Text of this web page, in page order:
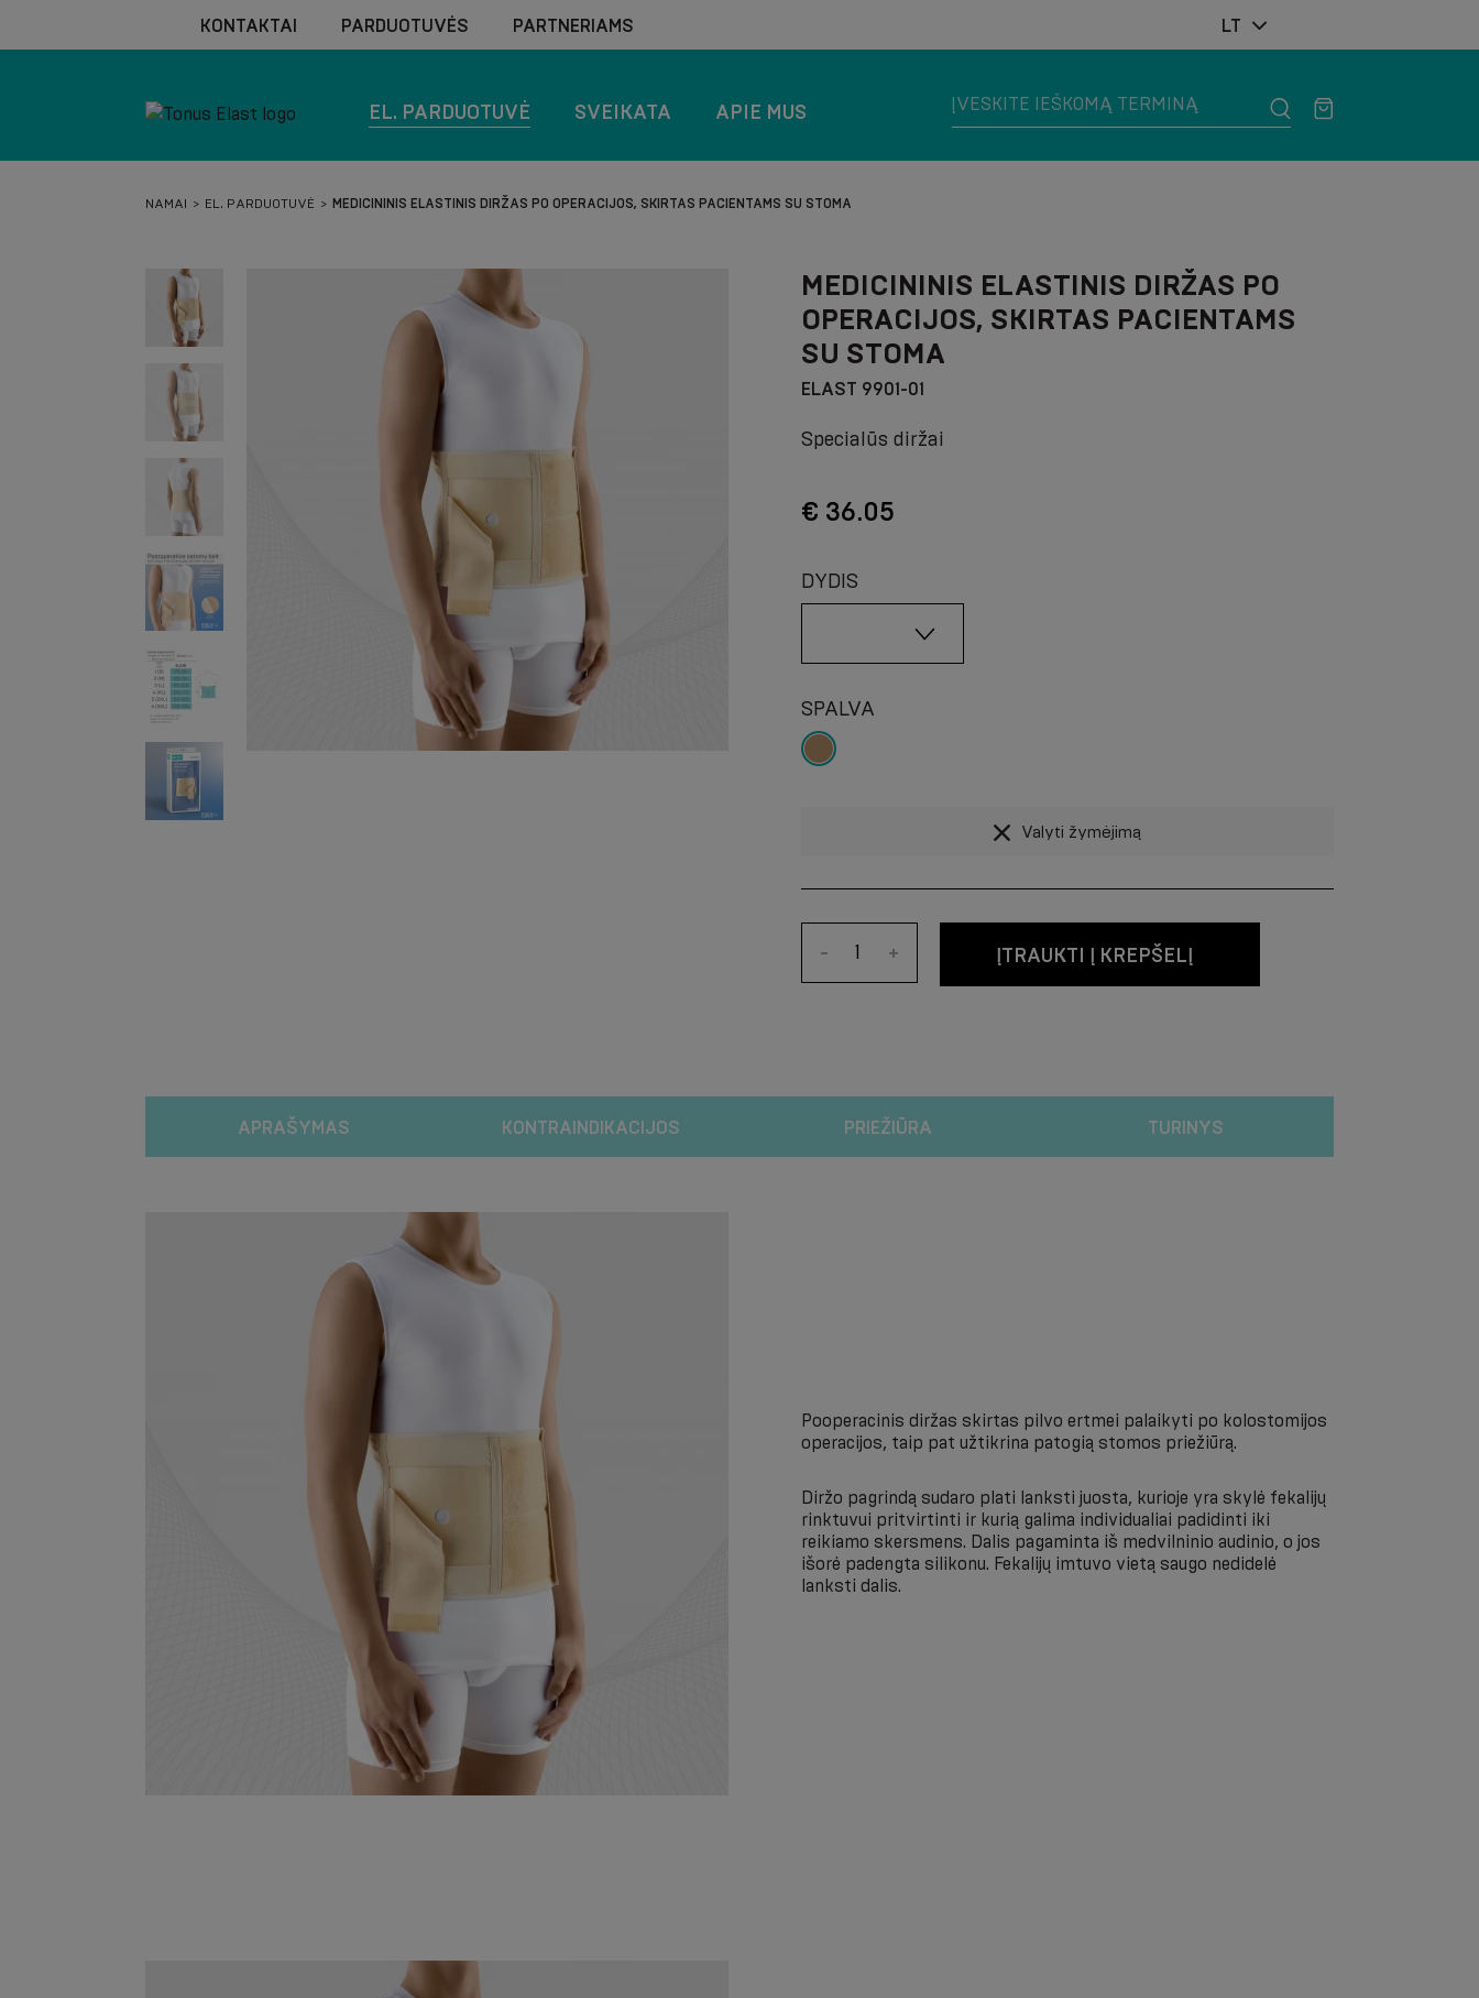
KONTAKTAI PARDUOTUVĖS PARTNERIAMS LT
EL. PARDUOTUVĖ SVEIKATA APIE MUS
NAMAI EL. PARDUOTUVĖ MEDICININIS ELASTINIS DIRŽAS PO OPERACIJOS, SKIRTAS PACIENTAMS SU STOMA
MEDICININIS ELASTINIS DIRŽAS PO
OPERACIJOS, SKIRTAS PACIENTAMS
SU STOMA
ELAST 9901-01
Specialūs diržai
€ 36.05
DYDIS
SPALVA
Valyti žymėjimą
- + ĮTRAUKTI Į KREPŠELĮ
APRAŠYMAS KONTRAINDIKACIJOS PRIEŽIŪRA TURINYS
Pooperacinis diržas skirtas pilvo ertmei palaikyti po kolostomijos
operacijos, taip pat užtikrina patogią stomos priežiūrą.
Diržo pagrindą sudaro plati lanksti juosta, kurioje yra skylė fekalijų
rinktuvui pritvirtinti ir kurią galima individualiai padidinti iki
reikiamo skersmens. Dalis pagaminta iš medvilninio audinio, o jos
išorė padengta silikonu. Fekalijų imtuvo vietą saugo nedidelė
lanksti dalis.